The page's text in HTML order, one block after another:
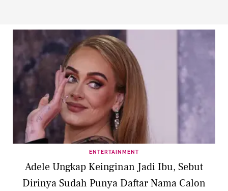
ENTERTAINMENT
Adele Ungkap Keinginan Jadi Ibu, Sebut
Dirinya Sudah Punya Daftar Nama Calon